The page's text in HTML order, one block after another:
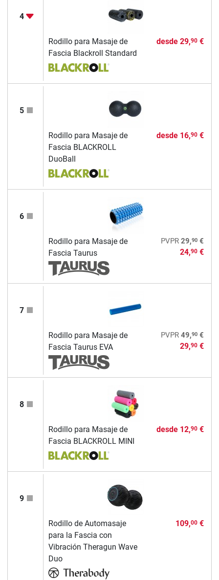
4
Rodillo para Masaje de
Fascia Blackroll Standard
desde 29,90€
5
Rodillo para Masaje de
Fascia BLACKROLL
DuoBall
desde 16,90€
6
Rodillo para Masaje de
Fascia Taurus
PVPR 29,90€
24,90€
7
Rodillo para Masaje de
Fascia Taurus EVA
PVPR 49,90€
29,90€
8
Rodillo para Masaje de
Fascia BLACKROLL MINI
desde 12,90€
9
Rodillo de Automasaje
para la Fascia con
Vibración Theragun Wave
Duo
109,00€